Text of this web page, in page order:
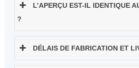
L’APERÇU EST-IL IDENTIQUE
?
DÉLAIS DE FABRICATION ET